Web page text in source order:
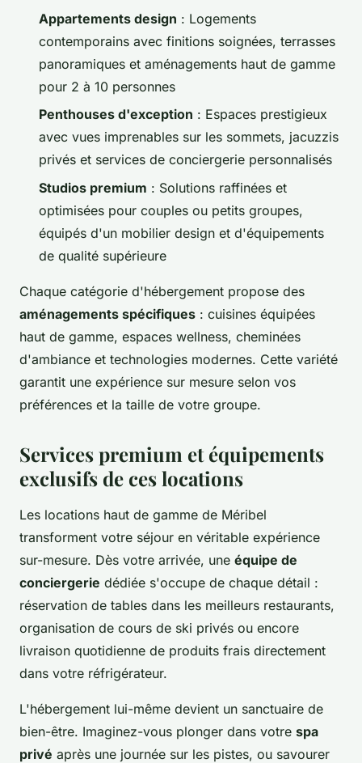
Appartements design : Logements
contemporains avec finitions soignées, terrasses
panoramiques et aménagements haut de gamme
pour 2 à 10 personnes
Penthouses d'exception : Espaces prestigieux
avec vues imprenables sur les sommets, jacuzzis
privés et services de conciergerie personnalisés
Studios premium : Solutions raffinées et
optimisées pour couples ou petits groupes,
équipés d'un mobilier design et d'équipements
de qualité supérieure
Chaque catégorie d'hébergement propose des
aménagements spécifiques : cuisines équipées
haut de gamme, espaces wellness, cheminées
d'ambiance et technologies modernes. Cette variété
garantit une expérience sur mesure selon vos
préférences et la taille de votre groupe.
Services premium et équipements
exclusifs de ces locations
Les locations haut de gamme de Méribel
transforment votre séjour en véritable expérience
sur-mesure. Dès votre arrivée, une équipe de
conciergerie dédiée s'occupe de chaque détail :
réservation de tables dans les meilleurs restaurants,
organisation de cours de ski privés ou encore
livraison quotidienne de produits frais directement
dans votre réfrigérateur.
L'hébergement lui-même devient un sanctuaire de
bien-être. Imaginez-vous plonger dans votre spa
privé après une journée sur les pistes, ou savourer